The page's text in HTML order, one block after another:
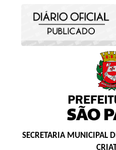
SECRETARIA MUNICIPAL